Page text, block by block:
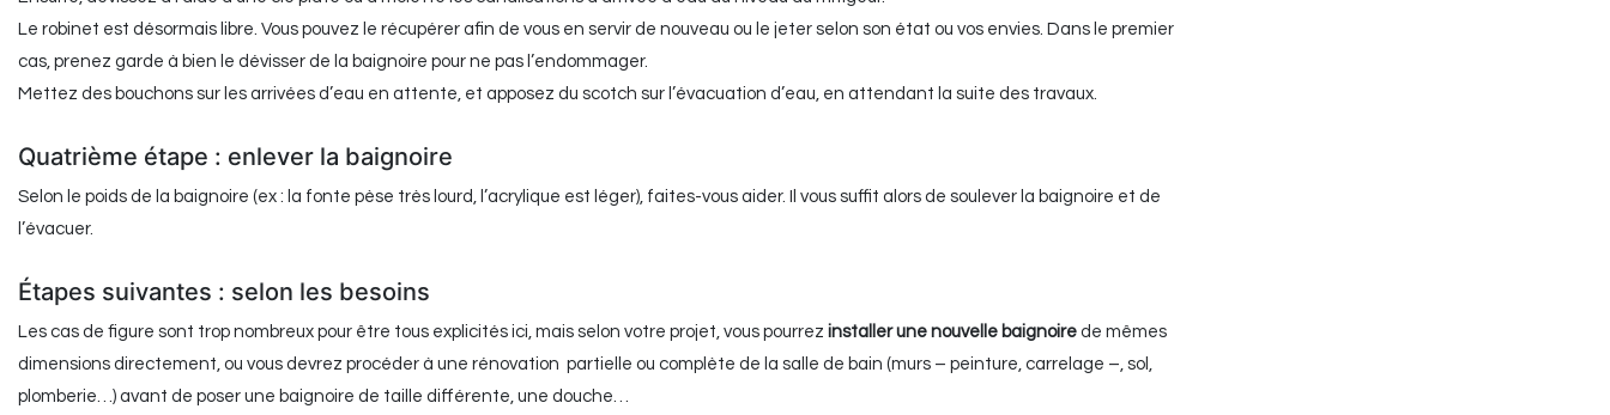
Le robinet est désormais libre. Vous pouvez le récupérer afin de vous en servir de nouveau ou le jeter selon son état ou vos envies. Dans le premier
cas, prenez garde à bien le dévisser de la baignoire pour ne pas l’endommager.
Mettez des bouchons sur les arrivées d’eau en attente, et apposez du scotch sur l’évacuation d’eau, en attendant la suite des travaux.
Quatrième étape : enlever la baignoire
Selon le poids de la baignoire (ex : la fonte pèse très lourd, l’acrylique est léger), faites-vous aider. Il vous suffit alors de soulever la baignoire et de
l’évacuer.
Étapes suivantes : selon les besoins
Les cas de figure sont trop nombreux pour être tous explicités ici, mais selon votre projet, vous pourrez installer une nouvelle baignoire de mêmes
dimensions directement, ou vous devrez procéder à une rénovation partielle ou complète de la salle de bain (murs – peinture, carrelage –, sol,
plomberie…) avant de poser une baignoire de taille différente, une douche…